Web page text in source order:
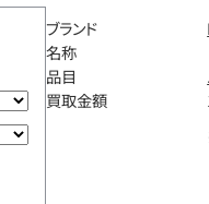
ブランド
名称
品目
買取金額